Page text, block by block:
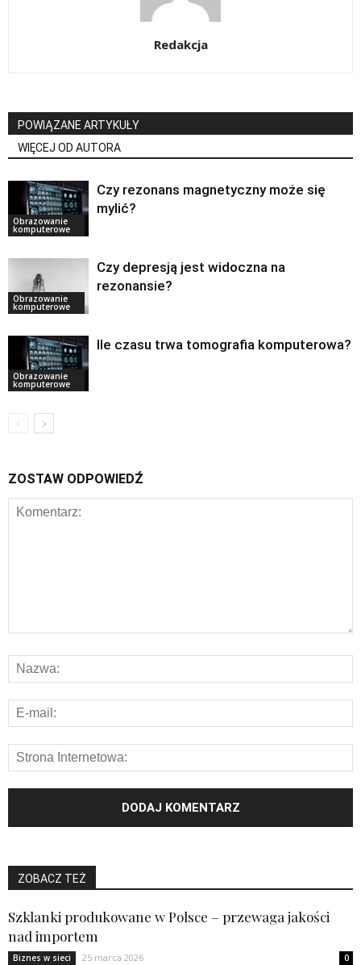
Redakcja
POWIĄZANE ARTYKUŁY
WIĘCEJ OD AUTORA
Obrazowanie
komputerowe
Czy rezonans magnetyczny może się
mylić?
Obrazowanie
komputerowe
Czy depresją jest widoczna na
rezonansie?
Obrazowanie
komputerowe
Ile czasu trwa tomografia komputerowa?
ZOSTAW ODPOWIEDŹ
ZOBACZ TEŻ
Szklanki produkowane w Polsce – przewaga jakości
nad importem
Biznes w sieci 25 marca 2026 0